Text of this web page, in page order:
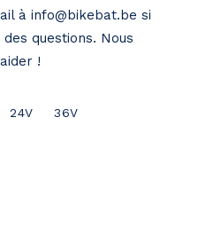
à info@bikebat.be si
questions. Nous
!
24V 36V